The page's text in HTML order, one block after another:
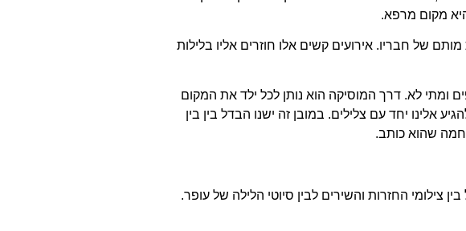
מקום מרפא.
של חבריו. אירועים קשים אלו חוזרים אליו בלילות
ומתי לא. דרך המוסיקה הוא נותן לכל ילד את המקום
יחד עם צלילים. במובן זה ישנו הבדל בין בין
שהוא כותב.
החזרות והשירים לבין סיוטי הלילה של עופר.